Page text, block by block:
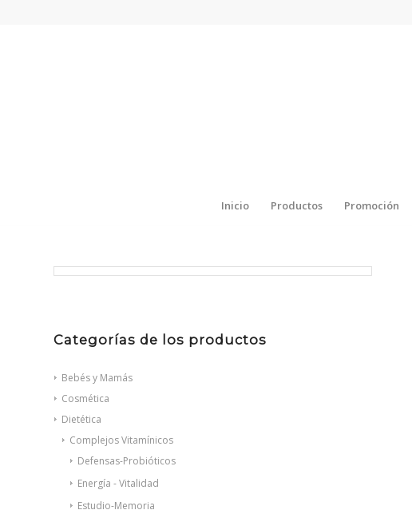
Inicio Productos Promoción
Categorías de los productos
Bebés y Mamás
Cosmética
Dietética
Complejos Vitamínicos
Defensas-Probióticos
Energía - Vitalidad
Estudio-Memoria